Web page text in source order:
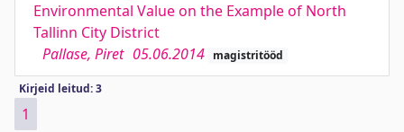
Environmental Value on the Example of North
Tallinn City District
Pallase, Piret 05.06.2014 magistritööd
Kirjeid leitud: 3
1